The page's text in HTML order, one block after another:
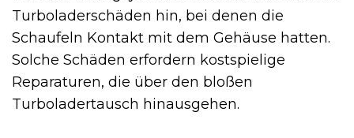
Turboladerschäden hin, bei denen die
Schaufeln Kontakt mit dem Gehäuse hatten.
Solche Schäden erfordern kostspielige
Reparaturen, die über den bloßen
Turboladertausch hinausgehen.